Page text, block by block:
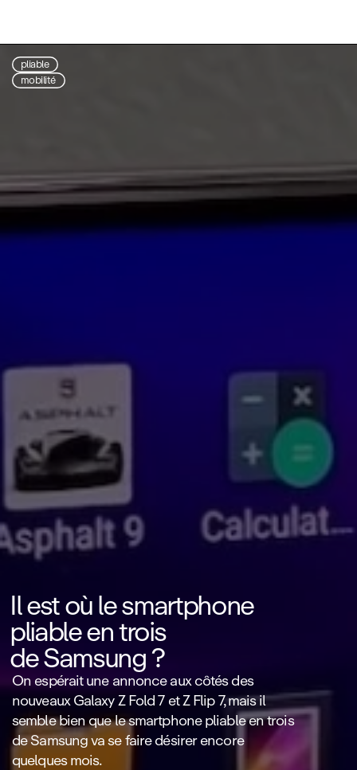
pliable
mobilité
Il est où le smartphone
pliable en trois
de Samsung ?
On espérait une annonce aux côtés des
nouveaux Galaxy Z Fold 7 et Z Flip 7, mais il
semble bien que le smartphone pliable en trois
de Samsung va se faire désirer encore
quelques mois.